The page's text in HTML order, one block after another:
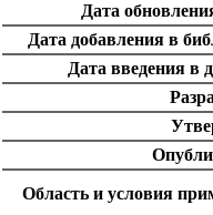
Дата
Дата добавления в
Дата введения в
Область и условия